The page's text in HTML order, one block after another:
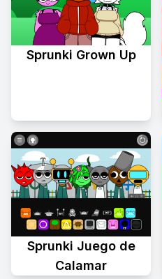
Sprunki Grown Up
Sprunki Juego de
Calamar